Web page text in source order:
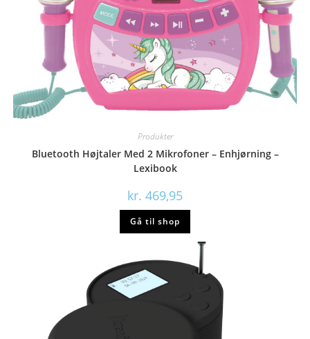
Produkter
Bluetooth Højtaler Med 2 Mikrofoner – Enhjørning –
Lexibook
kr. 469,95
Gå til shop